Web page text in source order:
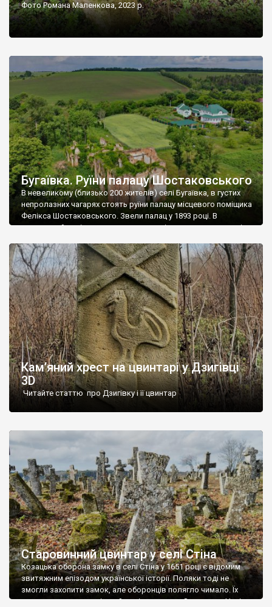
Фото Романа Маленкова, 2023 р.
Бугаївка. Руїни палацу Шостаковського
В невеликому (близько 200 жителів) селі Бугаївка, в густих
непролазних чагарях стоять руїни палацу місцевого поміщика
Фелікса Шостаковського. Звели палац у 1893 році. В
радянський період у ньому спочатку містилася школа, потім
століття тут розмістили туберкульозну лікарню. Коли із
палацу виїхала лікарня – ми точно не […]
Кам’яний хрест на цвинтарі у Дзигівці
3D
Читайте статтю про Дзигівку і її цвинтар
Старовинний цвинтар у селі Стіна
Козацька оборона замку в селі Стіна у 1651 році є відомим
звитяжним епізодом української історії. Поляки тоді не
змогли захопити замок, але оборонців полягло чимало. Їх
поховали на цвинтарі, який тоді називався Замковим. Нині на